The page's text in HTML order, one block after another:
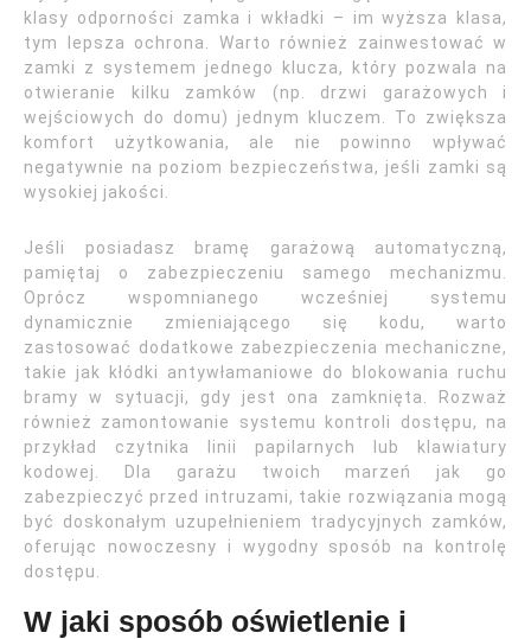
klasy odporności zamka i wkładki – im wyższa klasa,
tym lepsza ochrona. Warto również zainwestować w
zamki z systemem jednego klucza, który pozwala na
otwieranie kilku zamków (np. drzwi garażowych i
wejściowych do domu) jednym kluczem. To zwiększa
komfort użytkowania, ale nie powinno wpływać
negatywnie na poziom bezpieczeństwa, jeśli zamki są
wysokiej jakości.
Jeśli posiadasz bramę garażową automatyczną,
pamiętaj o zabezpieczeniu samego mechanizmu.
Oprócz wspomnianego wcześniej systemu
dynamicznie zmieniającego się kodu, warto
zastosować dodatkowe zabezpieczenia mechaniczne,
takie jak kłódki antywłamaniowe do blokowania ruchu
bramy w sytuacji, gdy jest ona zamknięta. Rozważ
również zamontowanie systemu kontroli dostępu, na
przykład czytnika linii papilarnych lub klawiatury
kodowej. Dla garażu twoich marzeń jak go
zabezpieczyć przed intruzami, takie rozwiązania mogą
być doskonałym uzupełnieniem tradycyjnych zamków,
oferując nowoczesny i wygodny sposób na kontrolę
dostępu.
W jaki sposób oświetlenie i